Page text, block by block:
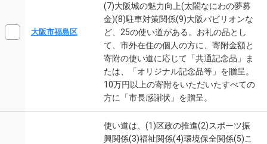
大阪市福島区
(7)大阪城の魅力向上(太閤なにわの夢募
金)(8)駐車対策関係(9)大阪パビリオンな
ど、25の使い道がある。お礼の品とし
て、市外在住の個人の方に、寄附金額と
寄附の使い道に応じて「共通記念品」ま
たは、「オリジナル記念品等」を贈呈。
10万円以上の寄附をいただいたすべての
方に「市長感謝状」を贈呈。
使い道は、(1)区政の推進(2)スポーツ振
興関係(3)福祉関係(4)環境保全関係(5)こ